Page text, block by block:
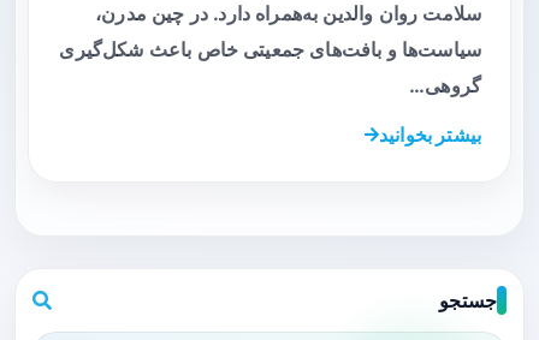
سلامت روان والدین به‌همراه دارد. در چین مدرن،
سیاست‌ها و بافت‌های جمعیتی خاص باعث شکل‌گیری
گروهی…
بیشتر بخوانید
جستجو